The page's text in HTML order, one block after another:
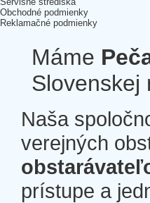
Obchodné podmienky
Reklamačné podmienky
Máme
Slovenskej
Naša
verejných
prístupe a